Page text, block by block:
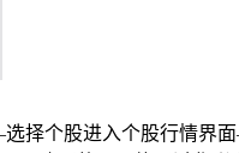
择个股进入个股行情界